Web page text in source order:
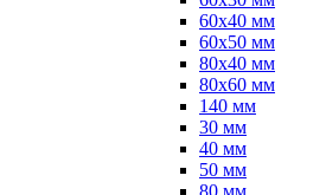
60х40 мм
60х50 мм
80х40 мм
80х60 мм
140 мм
30 мм
40 мм
50 мм
80 мм